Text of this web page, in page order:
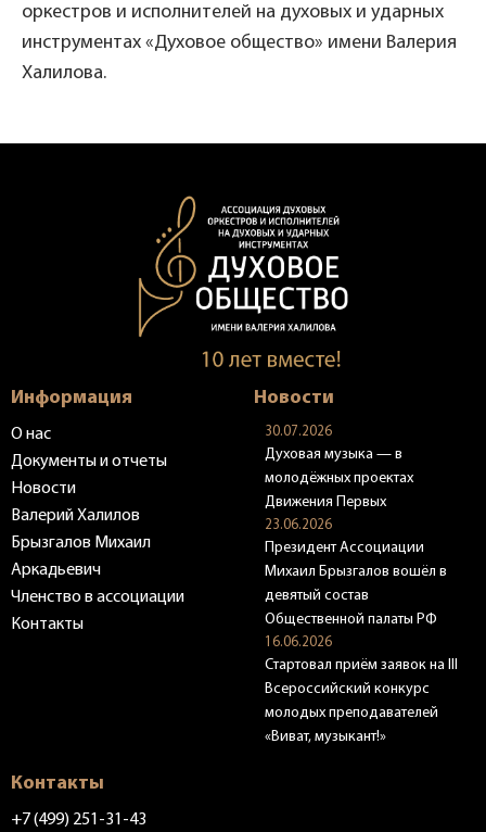
оркестров и исполнителей на духовых и ударных
инструментах «Духовое общество» имени Валерия
Халилова.
Информация
О нас
Документы и отчеты
Новости
Валерий Халилов
Брызгалов Михаил
Аркадьевич
Членство в ассоциации
Контакты
Новости
30.07.2026
Духовая музыка — в
молодёжных проектах
Движения Первых
23.06.2026
Президент Ассоциации
Михаил Брызгалов вошёл в
девятый состав
Общественной палаты РФ
16.06.2026
Стартовал приём заявок на III
Всероссийский конкурс
молодых преподавателей
«Виват, музыкант!»
Контакты
+7 (499) 251-31-43